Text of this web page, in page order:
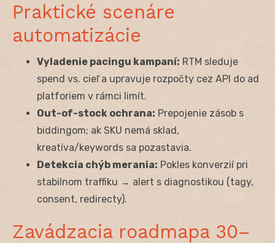
Praktické scenáre
automatizácie
Vyladenie pacingu kampaní: RTM sleduje
spend vs. cieľ a upravuje rozpočty cez API do ad
platforiem v rámci limít.
Out-of-stock ochrana: Prepojenie zásob s
biddingom; ak SKU nemá sklad,
kreatíva/keywords sa pozastavia.
Detekcia chýb merania: Pokles konverzií pri
stabilnom traffiku → alert s diagnostikou (tagy,
consent, redirecty).
Zavádzacia roadmapa 30–